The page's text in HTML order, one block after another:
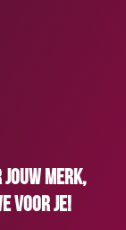
merk,
voor je!